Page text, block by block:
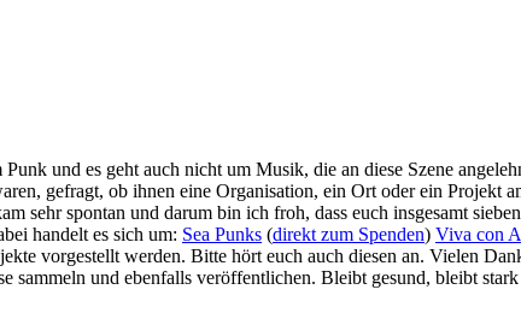
und es geht auch nicht um Musik, die an diese Szene
gefragt, ob ihnen eine Organisation, ein Ort oder ein Projekt
sehr spontan und darum bin ich froh, dass euch insgesamt
handelt es sich um: Sea Punks (direkt zum Spenden) Viva con
vorgestellt werden. Bitte hört euch auch diesen an. Vielen
sammeln und ebenfalls veröffentlichen. Bleibt gesund, bleibt